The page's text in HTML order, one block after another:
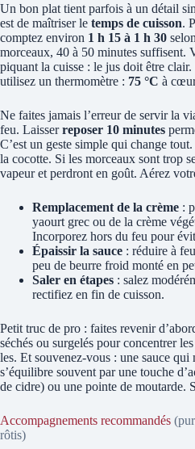
Un bon plat tient parfois à un détail
est de maîtriser le temps de cuisson.
comptez environ 1 h 15 à 1 h 30
morceaux, 40 à 50 minutes suffisent.
piquant la cuisse : le jus doit être
utilisez un thermomètre : 75 °C à
Ne faites jamais l’erreur de servir la
feu. Laisserreposer 10 minutes
C’est un geste simple qui change
la cocotte. Si les morceaux sont trop
vapeur et perdront en goût. Aérez
Remplacement de la crème :
yaourt grec ou de la crème
Incorporez hors du feu pour
Épaissir la sauce : réduire à
peu de beurre froid monté en
Saler en étapes : salez
rectifiez en fin de cuisson.
Petit truc de pro : faites revenir
séchés ou surgelés pour concentrer
les. Et souvenez-vous : une sauce qui
s’équilibre souvent par une touche
de cidre) ou une pointe de moutarde.
Accompagnements recommandés
rôtis)